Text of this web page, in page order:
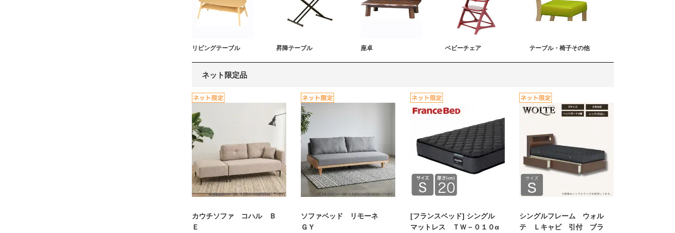
リビングテーブル 昇降テーブル 座卓 ベビーチェア テーブル・椅子その他
ネット限定品
カウチソファ コハル Ｂ
Ｅ
ソファベッド リモーネ
ＧＹ
[フランスベッド] シングル
マットレス ＴＷ－０１０α
シングルフレーム ウォル
テ Ｌキャビ 引付 ブラ